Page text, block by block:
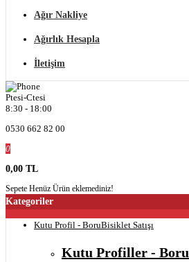
Ağır Nakliye
Ağırlık Hesapla
İletişim
Ptesi-Ctesi
8:30 - 18:00
0530 662 82 00
0
0,00 TL
Sepete Henüz Ürün eklemediniz!
Kategoriler
Kutu Profil - BoruBisiklet Satışı
Kutu Profiller - Boru